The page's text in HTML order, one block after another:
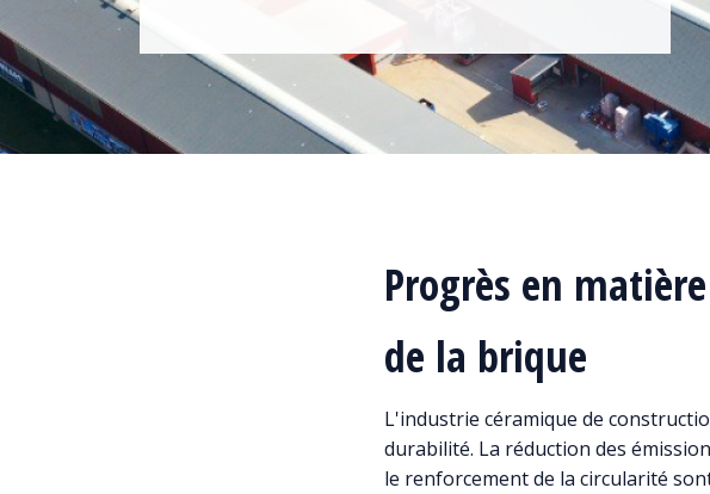
Progrès en
de la brique
L'industrie céramique de
durabilité. La réduction des
le renforcement de la circularité